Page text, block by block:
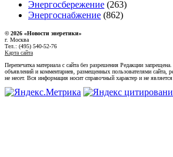
Энергосбережение (263)
Энергоснабжение (862)
© 2026 «Новости энеретики»
г. Москва
Тел.: (495) 540-52-76
Карта сайта
Перепечатка материала с сайта без разрешения Редакции
объявлений и комментариев, размещенных пользователями сайта,
не несет. Вся информация носит справочный характер и не